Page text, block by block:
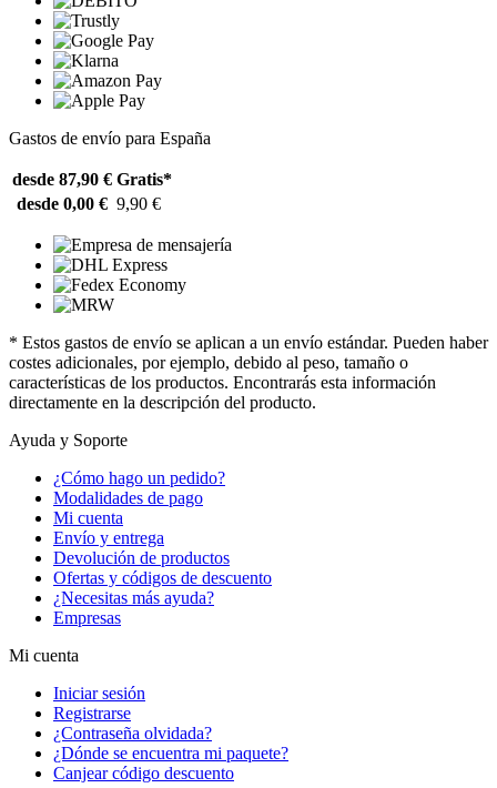
Gastos de envío para España
desde 87,90 € Gratis*
desde 0,00 € 9,90 €
* Estos gastos de envío se aplican a un envío estándar. Pueden haber
costes adicionales, por ejemplo, debido al peso, tamaño o
características de los productos. Encontrarás esta información
directamente en la descripción del producto.
Ayuda y Soporte
¿Cómo hago un pedido?
Modalidades de pago
Mi cuenta
Envío y entrega
Devolución de productos
Ofertas y códigos de descuento
¿Necesitas más ayuda?
Empresas
Mi cuenta
Iniciar sesión
Registrarse
¿Contraseña olvidada?
¿Dónde se encuentra mi paquete?
Canjear código descuento